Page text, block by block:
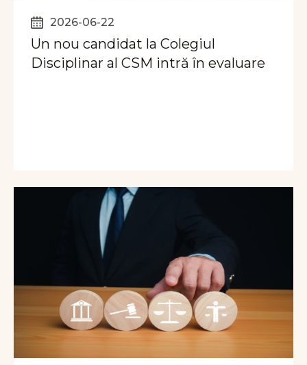
2026-06-22
Un nou candidat la Colegiul
Disciplinar al CSM intră în evaluare